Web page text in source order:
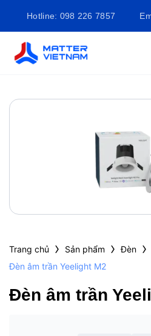
dung
Hotline: 098 226 7857
Trang chủ › Sản phẩm ›Đèn
Đèn âm trần Yeelight M2
Đèn âm trần